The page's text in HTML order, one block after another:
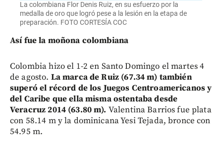
La colombiana Flor Denis Ruiz, en su esfuerzo por la
medalla de oro que logró pese a la lesión en la etapa de
preparación. FOTO CORTESÍA COC
Así fue la moñona colombiana
Colombia hizo el 1-2 en Santo Domingo el martes 4
de agosto. La marca de Ruiz (67.34 m) también
superó el récord de los Juegos Centroamericanos y
del Caribe que ella misma ostentaba desde
Veracruz 2014 (63.80 m). Valentina Barrios fue plata
con 58.14 m y la dominicana Yesi Tejada, bronce con
54.95 m.